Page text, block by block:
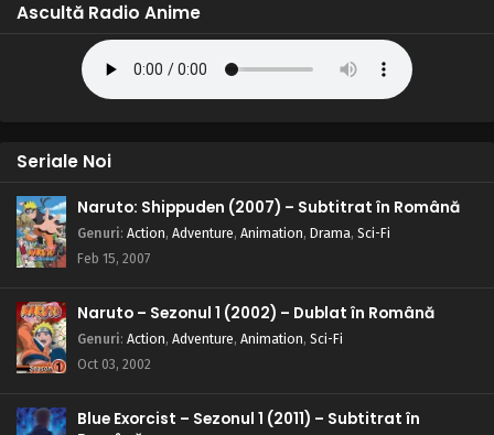
Ascultă Radio Anime
Seriale Noi
Naruto: Shippuden (2007) – Subtitrat în Română
Genuri: Action, Adventure, Animation, Drama, Sci-Fi
Feb 15, 2007
Naruto – Sezonul 1 (2002) – Dublat în Română
Genuri: Action, Adventure, Animation, Sci-Fi
Oct 03, 2002
Blue Exorcist – Sezonul 1 (2011) – Subtitrat în